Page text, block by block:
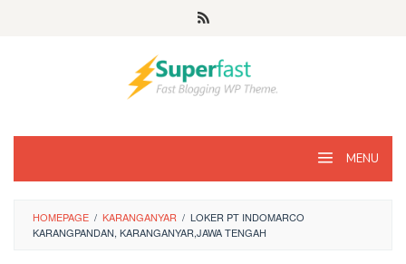
MENU
HOMEPAGE / KARANGANYAR / LOKER PT INDOMARCO
KARANGPANDAN, KARANGANYAR,JAWA TENGAH